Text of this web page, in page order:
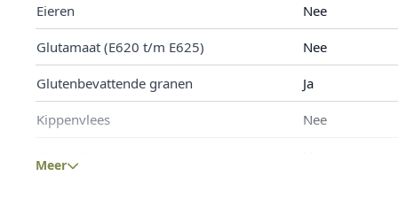
Zout 1757,1 mg
Vezels 3,7 g
Natrium 702,8 mg
Eieren Nee
Glutamaat (E620 t/m E625) Nee
Glutenbevattende granen Ja
Kippenvlees Nee
Meer